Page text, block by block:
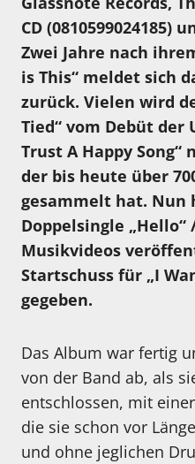
CD (0810599024185)
Zwei Jahre nach
is This“ meldet sich
zurück. Vielen wird
Tied“ vom Debüt der
Trust A Happy Song“
der bis heute über
gesammelt hat. Nun
Doppelsingle „Hello“
Musikvideos
Startschuss für „I
gegeben.
Das Album war fertig
von der Band ab, als
entschlossen, mit
die sie schon vor
und ohne jeglichen